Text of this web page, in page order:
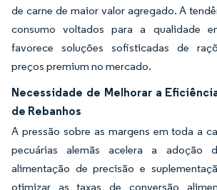
de carne de maior valor agregado. A
consumo voltados para a qualidade
favorece soluções sofisticadas de
preços premium no mercado.
Necessidade de Melhorar a
de Rebanhos
A pressão sobre as margens em toda a
pecuárias alemãs acelera a adoção
alimentação de precisão e
otimizar as taxas de conversão